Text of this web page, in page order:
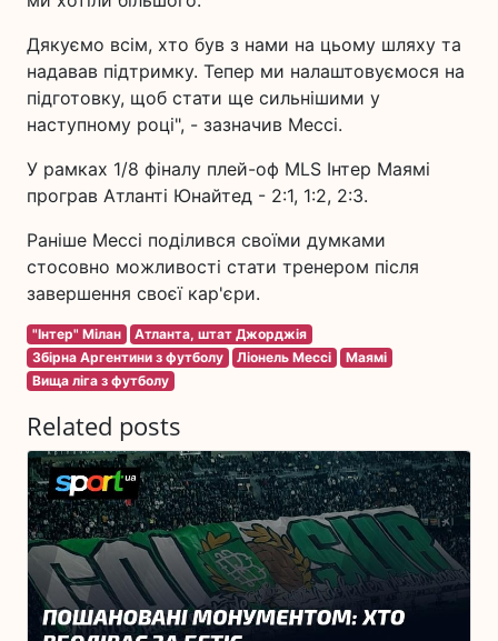
Дякуємо всім, хто був з нами на цьому шляху та
надавав підтримку. Тепер ми налаштовуємося на
підготовку, щоб стати ще сильнішими у
наступному році", - зазначив Мессі.
У рамках 1/8 фіналу плей-оф MLS Інтер Маямі
програв Атланті Юнайтед - 2:1, 1:2, 2:3.
Раніше Мессі поділився своїми думками
стосовно можливості стати тренером після
завершення своєї кар'єри.
"Інтер" Мілан
Атланта, штат Джорджія
Збірна Аргентини з футболу
Ліонель Мессі
Маямі
Вища ліга з футболу
Related posts